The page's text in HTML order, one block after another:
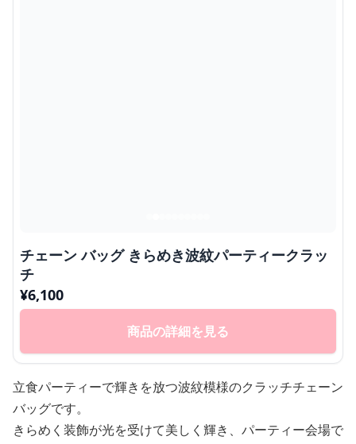
チェーン バッグ きらめき波紋パーティークラッ
チ
¥6,100
商品の詳細を見る
立食パーティーで輝きを放つ波紋模様のクラッチチェーン
バッグです。
きらめく装飾が光を受けて美しく輝き、パーティー会場で